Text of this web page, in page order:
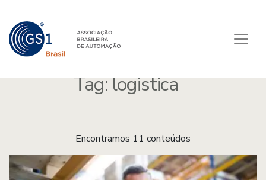
Tag:logistica
Encontramos 11 conteúdos